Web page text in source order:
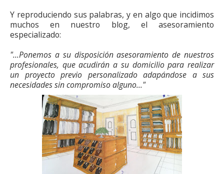
Y reproduciendo sus palabras, y en algo que incidimos
muchos en nuestro blog, el asesoramiento
especializado:
"...Ponemos a su disposición asesoramiento de nuestros
profesionales, que acudirán a su domicilio para realizar
un proyecto previo personalizado adapándose a sus
necesidades sin compromiso alguno..."